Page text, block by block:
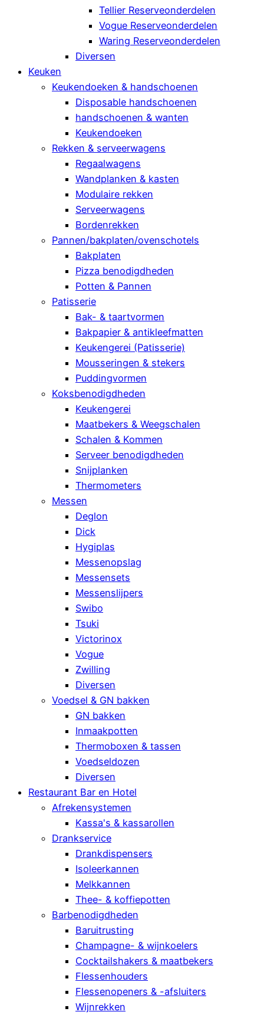
Tellier Reserveonderdelen
Vogue Reserveonderdelen
Waring Reserveonderdelen
Diversen
Keuken
Keukendoeken & handschoenen
Disposable handschoenen
handschoenen & wanten
Keukendoeken
Rekken & serveerwagens
Regaalwagens
Wandplanken & kasten
Modulaire rekken
Serveerwagens
Bordenrekken
Pannen/bakplaten/ovenschotels
Bakplaten
Pizza benodigdheden
Potten & Pannen
Patisserie
Bak- & taartvormen
Bakpapier & antikleefmatten
Keukengerei (Patisserie)
Mousseringen & stekers
Puddingvormen
Koksbenodigdheden
Keukengerei
Maatbekers & Weegschalen
Schalen & Kommen
Serveer benodigdheden
Snijplanken
Thermometers
Messen
Deglon
Dick
Hygiplas
Messenopslag
Messensets
Messenslijpers
Swibo
Tsuki
Victorinox
Vogue
Zwilling
Diversen
Voedsel & GN bakken
GN bakken
Inmaakpotten
Thermoboxen & tassen
Voedseldozen
Diversen
Restaurant Bar en Hotel
Afrekensystemen
Kassa's & kassarollen
Drankservice
Drankdispensers
Isoleerkannen
Melkkannen
Thee- & koffiepotten
Barbenodigdheden
Baruitrusting
Champagne- & wijnkoelers
Cocktailshakers & maatbekers
Flessenhouders
Flessenopeners & -afsluiters
Wijnrekken